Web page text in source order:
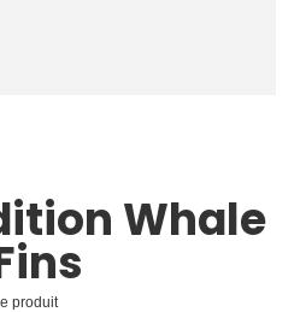
Whale
produit